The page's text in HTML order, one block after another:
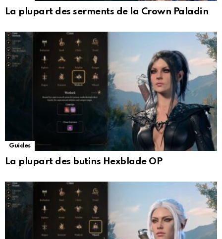
La plupart des serments de la Crown Paladin
Guides
La plupart des butins Hexblade OP